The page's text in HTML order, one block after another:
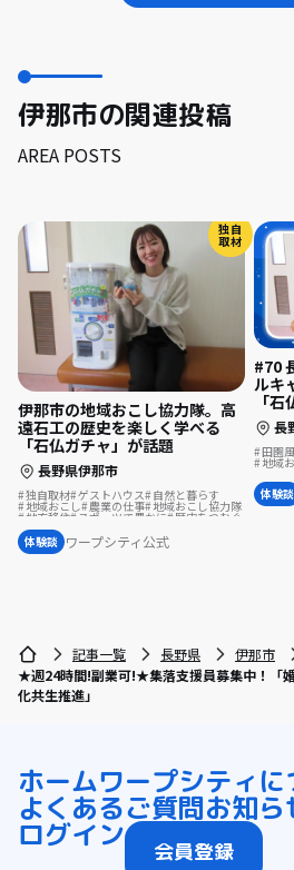
伊那市の関連投稿
AREA POSTS
独自
取材
伊那市の地域おこし協力隊。高
遠石工の歴史を楽しく学べる
「石仏ガチャ」が話題
長野県伊那市
独自取材 ゲストハウス 自然と暮らす
地域おこし 農業の仕事 地域おこし協力隊
地方移住 スポーツで豊かに 歴史をつむぐ
まちづくり
体験談 ワープシティ公式
#70
ルキ
「
長
田園
地域
体験談
記事一覧 長野県
伊那市
★週24時間!副業可!★集落支援員募集中！「
化共生推進」
ホームワープシティに
よくあるご質問お知ら
ログイン 会員登録